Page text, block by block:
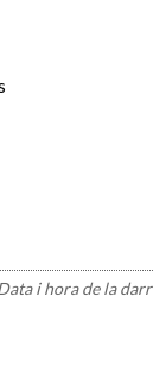
i hora de la